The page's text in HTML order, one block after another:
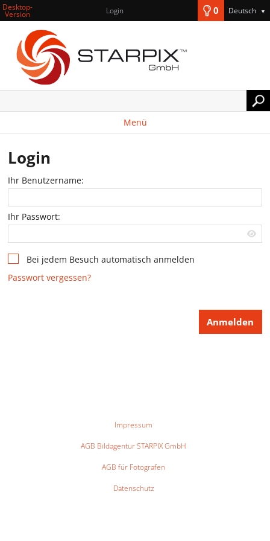
Desktop-
Version Login 0 Deutsch ▼
Menü
Login
Ihr Benutzername:
Ihr Passwort:
Bei jedem Besuch automatisch anmelden
Passwort vergessen?
Impressum
AGB Bildagentur STARPIX GmbH
AGB für Fotografen
Datenschutz